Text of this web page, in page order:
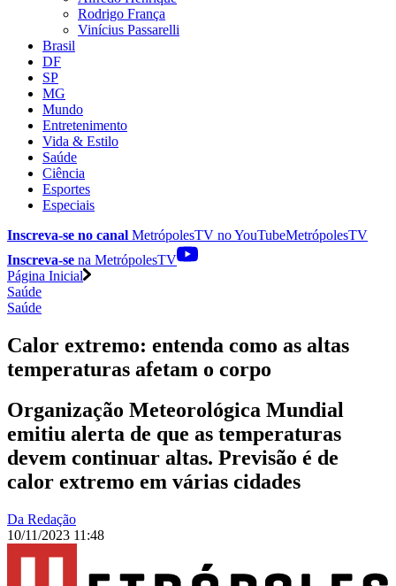
Rodrigo França
Vinícius Passarelli
Brasil
DF
SP
MG
Mundo
Entretenimento
Vida & Estilo
Saúde
Ciência
Esportes
Especiais
Inscreva-se no canal MetrópolesTV noYouTubeMetrópolesTV
Inscreva-se na MetrópolesTV
Página Inicial
Saúde
Saúde
Calor extremo: entenda como as altas
temperaturas afetam o corpo
Organização Meteorológica Mundial
emitiu alerta de que as temperaturas
devem continuar altas. Previsão é de
calor extremo em várias cidades
Da Redação
10/11/2023 11:48